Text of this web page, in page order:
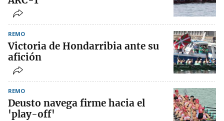
REMO
Victoria de Hondarribia ante su
afición
REMO
Deusto navega firme hacia el
'play-off'